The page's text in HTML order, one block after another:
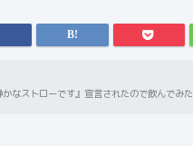
かなストローです』宣言されたので飲んでみた